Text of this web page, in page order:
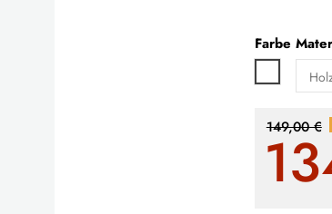
Farbe
149,00 €